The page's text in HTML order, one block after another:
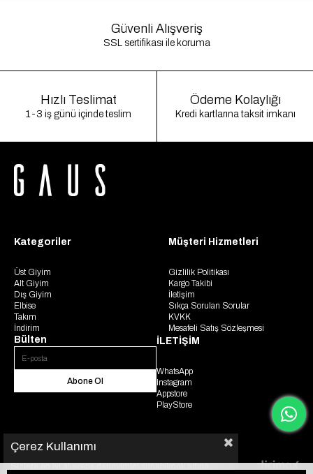
Güvenli Alışveriş
SSL sertifikası ile koruma
Hızlı Teslimat
1-3 iş günü içinde teslim
Ödeme Kolaylığı
Kredi kartlarına taksit imkanı
Kategoriler
Üst Giyim
Alt Giyim
Dış Giyim
Elbise
Takım
İndirim
Müşteri Hizmetleri
Gizlilik Politikası
Kargo Takibi
İletişim
Sıkça Sorulan Sorular
KVKK
Mesafeli Satış Sözleşmesi
Bülten
Abone Ol
İLETİŞİM
WhatsApp
Instagram
Appstore
PlayStore
Çerez Kullanımı